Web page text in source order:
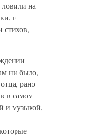
ловили на
и
стихов,
ни было,
рано
в самом
и музыкой,